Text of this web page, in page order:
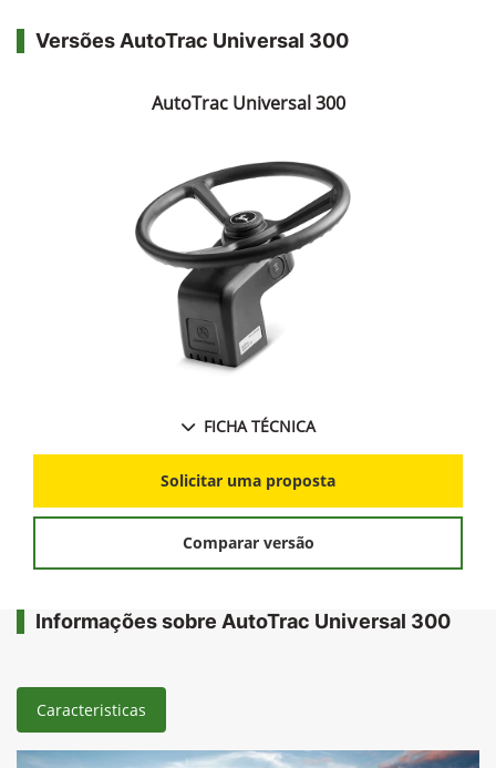
Versões AutoTrac Universal 300
AutoTrac Universal 300
FICHA TÉCNICA
Solicitar uma proposta
Comparar versão
Informações sobre AutoTrac Universal 300
Caracteristicas